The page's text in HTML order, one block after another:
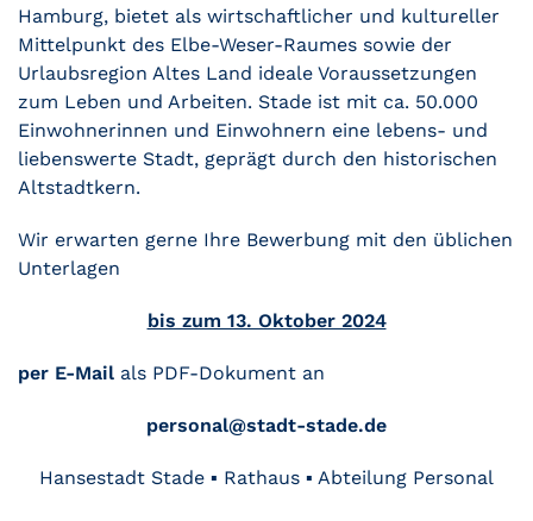
Hamburg, bietet als wirtschaftlicher und kultureller
Mittelpunkt des Elbe-Weser-Raumes sowie der
Urlaubsregion Altes Land ideale Voraussetzungen
zum Leben und Arbeiten. Stade ist mit ca. 50.000
Einwohnerinnen und Einwohnern eine lebens- und
liebenswerte Stadt, geprägt durch den historischen
Altstadtkern.
Wir erwarten gerne Ihre Bewerbung mit den üblichen
Unterlagen
bis zum 13. Oktober 2024
per E-Mail als PDF-Dokument an
personal@stadt-stade.de
Hansestadt Stade ▪ Rathaus ▪ Abteilung Personal